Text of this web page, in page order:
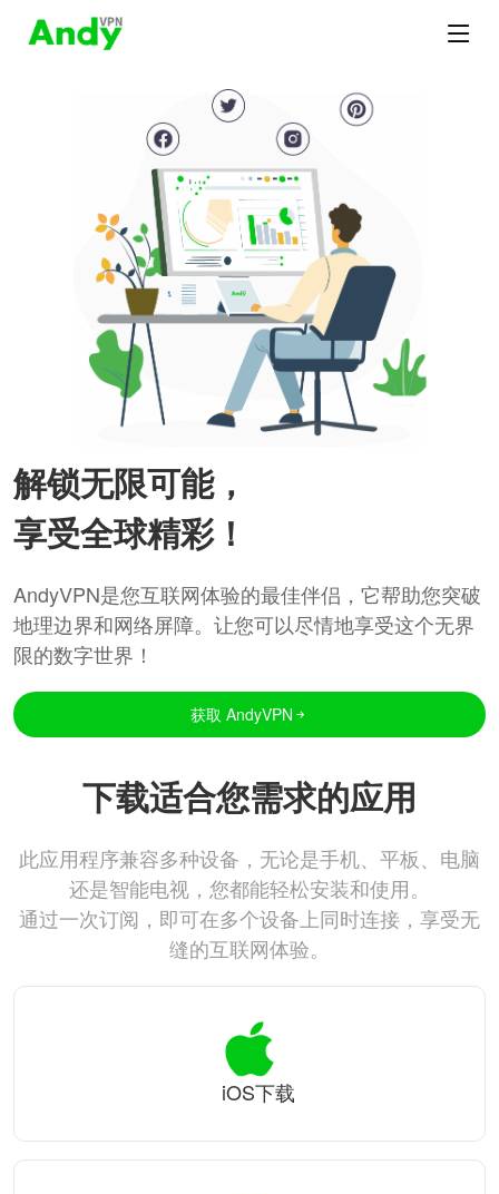
解锁无限可能，
享受全球精彩！
AndyVPN是您互联网体验的最佳伴侣，它帮助您突破
地理边界和网络屏障。让您可以尽情地享受这个无界
限的数字世界！
获取 AndyVPN
下载适合您需求的应用
此应用程序兼容多种设备，无论是手机、平板、电脑
还是智能电视，您都能轻松安装和使用。
通过一次订阅，即可在多个设备上同时连接，享受无
缝的互联网体验。
iOS下载